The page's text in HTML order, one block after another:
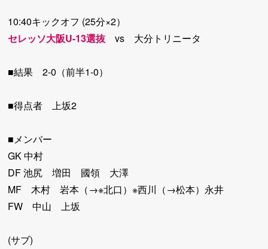
10:40キックオフ (25分×2）
セレッソ大阪U-13選抜 vs 大分トリニータ
■結果 2-0（前半1-0）
■得点者 上坂2
■メンバー
GK 中村
DF 池尻 増田 國領 大澤
MF 木村 岩本（→※北口）※西川（→松本）永井
FW 中山 上坂
(サブ)